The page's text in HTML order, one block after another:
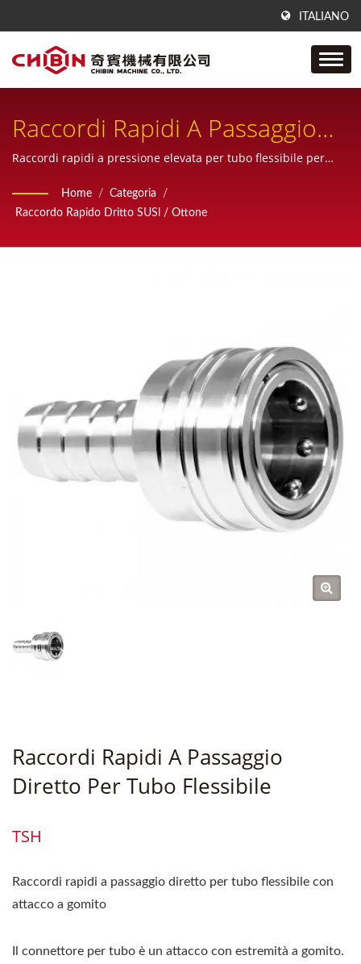
ITALIANO
Raccordi Rapidi A Passaggio
Diretto Per Tubo Flessibile Con
Attacco A Gomito
Raccordi rapidi a pressione elevata per tubo flessibile per
Home / Categoria
/
Raccordo Rapido Dritto SUSl / Ottone
Raccordi Rapidi A Passaggio
Diretto Per Tubo Flessibile
TSH
Raccordi rapidi a passaggio diretto per tubo flessibile con
attacco a gomito
Il connettore per tubo è un attacco con estremità a gomito.